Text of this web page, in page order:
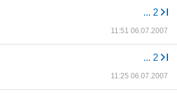
... 2
11:51 06.07.2007
... 2
11:25 06.07.2007